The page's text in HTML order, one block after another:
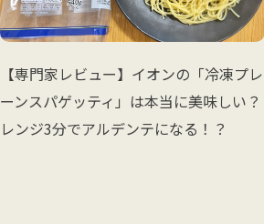
【専門家レビュー】イオンの「冷凍プレ
ーンスパゲッティ」は本当に美味しい？
レンジ3分でアルデンテになる！？